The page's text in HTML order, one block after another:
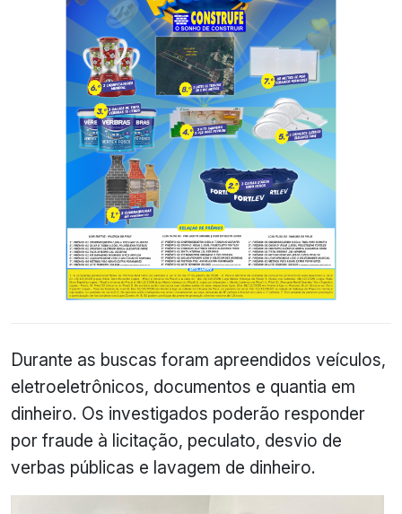
Durante as buscas foram apreendidos veículos,
eletroeletrônicos, documentos e quantia em
dinheiro. Os investigados poderão responder
por fraude à licitação, peculato, desvio de
verbas públicas e lavagem de dinheiro.